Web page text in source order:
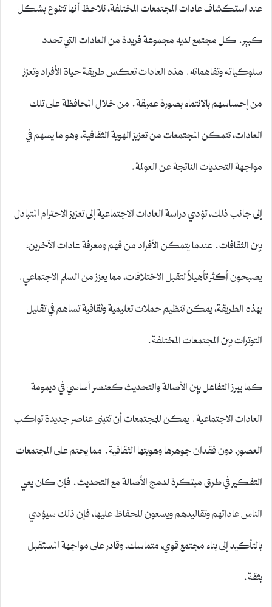
عند استكشاف عادات المجتمعات المختلفة، نلاحظ أنها تتنوع بشكل
كبير. كل مجتمع لديه مجموعة فريدة من العادات التي تحدد
سلوكياته وتفاهماته. هذه العادات تعكس طريقة حياة الأفراد وتعزز
من إحساسهم بالانتماء بصورة عميقة. من خلال المحافظة على تلك
العادات، تتمكن المجتمعات من تعزيز الهوية الثقافية، وهو ما يسهم في
مواجهة التحديات الناتجة عن العولمة.
إلى جانب ذلك، تؤدي دراسة العادات الاجتماعية إلى تعزيز الاحترام المتبادل
بين الثقافات. عندما يتمكن الأفراد من فهم ومعرفة عادات الآخرين،
يصبحون أكثر تأهيلاً لتقبل الاختلافات، مما يعزز من السلم الاجتماعي.
بهذه الطريقة، يمكن تنظيم حملات تعليمية وثقافية تساهم في تقليل
التوترات بين المجتمعات المختلفة.
كما يبرز التفاعل بين الأصالة والتحديث كعنصر أساسي في ديمومة
العادات الاجتماعية. يمكن للمجتمعات أن تتبنى عناصر جديدة تواكب
العصور، دون فقدان جوهرها وهويتها الثقافية. مما يحتم على المجتمعات
التفكير في طرق مبتكرة لدمج الأصالة مع التحديث. فإن كان يعي
الناس عاداتهم وتقاليدهم ويسعون للحفاظ عليها، فإن ذلك سيؤدي
بالتأكيد إلى بناء مجتمع قوي، متماسك، وقادر على مواجهة المستقبل
بثقة.